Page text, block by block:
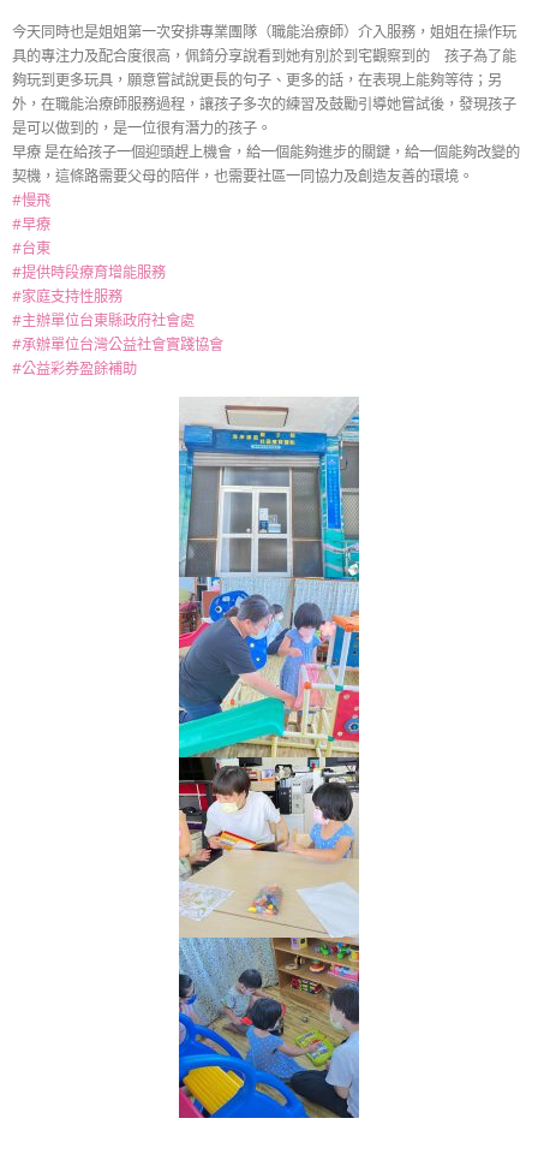
今天同時也是姐姐第一次安排專業團隊（職能治療師）介入服務，姐姐在操作玩
具的專注力及配合度很高，佩錡分享說看到她有別於到宅觀察到的 孩子為了能
夠玩到更多玩具，願意嘗試說更長的句子、更多的話，在表現上能夠等待；另
外，在職能治療師服務過程，讓孩子多次的練習及鼓勵引導她嘗試後，發現孩子
是可以做到的，是一位很有潛力的孩子。
早療 是在給孩子一個迎頭趕上機會，給一個能夠進步的關鍵，給一個能夠改變的
契機，這條路需要父母的陪伴，也需要社區一同協力及創造友善的環境。
#慢飛
#早療
#台東
#提供時段療育增能服務
#家庭支持性服務
#主辦單位台東縣政府社會處
#承辦單位台灣公益社會實踐協會
#公益彩券盈餘補助